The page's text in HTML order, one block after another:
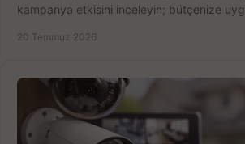
kampanya etkisini inceleyin; bütçenize
20 Temmuz 2026